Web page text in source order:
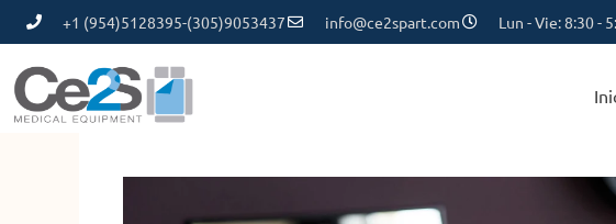
+1 (954)5128395-(305)9053437 info@ce2spart.com Lun - Vie: 8:30 -